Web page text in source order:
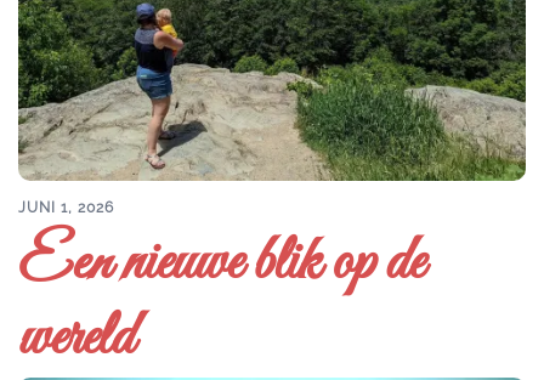
JUNI 1, 2026
Een nieuwe blik op de
wereld